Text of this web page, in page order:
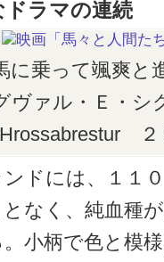
ドラマの連続
に乗って颯爽と
ヴァル・Ｅ・シ
２
ドには、１１
なく、純血種
小柄で色と模